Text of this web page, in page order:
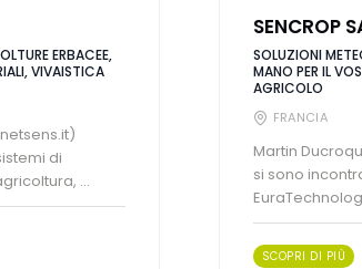
ERBACEE,
VIVAISTICA
di
...
SENCROP
SOLUZIONI
MANO PER IL
AGRICOLO
FRANCIA
Martin
si sono
SCOPRI DI PIÙ